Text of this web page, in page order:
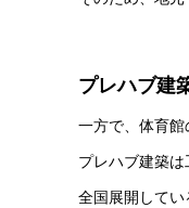
プレハブ建
一方で、体育館
プレハブ建築
全国展開して